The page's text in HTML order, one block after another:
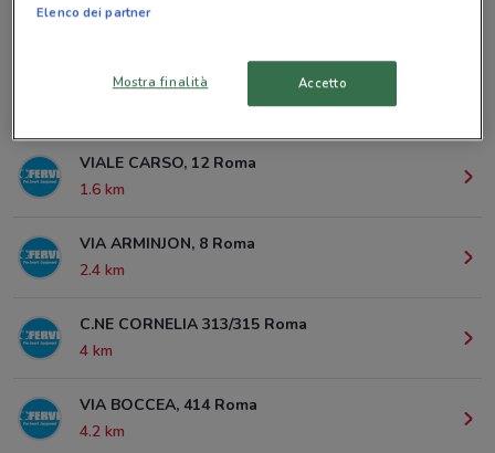
© MapTiler© OpenStreetMap contributors
VIALE CARSO, 12 Roma
1.6 km
VIA ARMINJON, 8 Roma
2.4 km
C.NE CORNELIA 313/315 Roma
4 km
VIA BOCCEA, 414 Roma
4.2 km
Elenco dei partner
Mostra finalità Accetto